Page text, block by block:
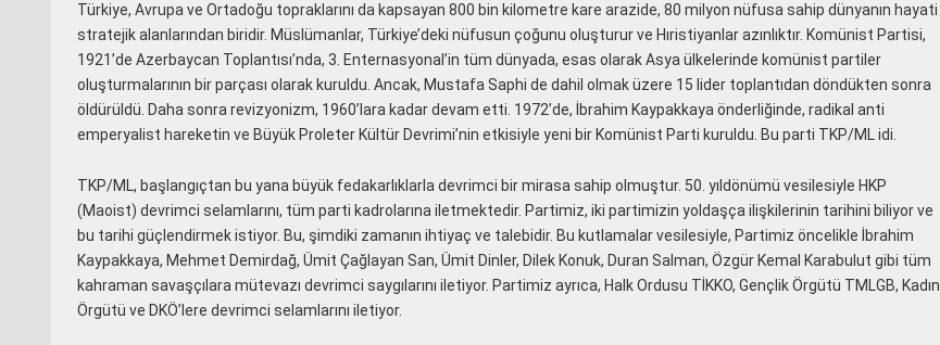
Türkiye, Avrupa ve Ortadoğu topraklarını da kapsayan 800 bin kilometre kare arazide, 80 milyon nüfusa sahip dünyanın hayati
stratejik alanlarından biridir. Müslümanlar, Türkiye’deki nüfusun çoğunu oluşturur ve Hıristiyanlar azınlıktır. Komünist Partisi,
1921’de Azerbaycan Toplantısı’nda, 3. Enternasyonal’in tüm dünyada, esas olarak Asya ülkelerinde komünist partiler
oluşturmalarının bir parçası olarak kuruldu. Ancak, Mustafa Saphi de dahil olmak üzere 15 lider toplantıdan döndükten sonra
öldürüldü. Daha sonra revizyonizm, 1960’lara kadar devam etti. 1972’de, İbrahim Kaypakkaya önderliğinde, radikal anti
emperyalist hareketin ve Büyük Proleter Kültür Devrimi’nin etkisiyle yeni bir Komünist Parti kuruldu. Bu parti TKP/ML idi.
TKP/ML, başlangıçtan bu yana büyük fedakarlıklarla devrimci bir mirasa sahip olmuştur. 50. yıldönümü vesilesiyle HKP
(Maoist) devrimci selamlarını, tüm parti kadrolarına iletmektedir. Partimiz, iki partimizin yoldaşça ilişkilerinin tarihini biliyor ve
bu tarihi güçlendirmek istiyor. Bu, şimdiki zamanın ihtiyaç ve talebidir. Bu kutlamalar vesilesiyle, Partimiz öncelikle İbrahim
Kaypakkaya, Mehmet Demirdağ, Ümit Çağlayan San, Ümit Dinler, Dilek Konuk, Duran Salman, Özgür Kemal Karabulut gibi tüm
kahraman savaşçılara mütevazı devrimci saygılarını iletiyor. Partimiz ayrıca, Halk Ordusu TİKKO, Gençlik Örgütü TMLGB, Kadın
Örgütü ve DKÖ’lere devrimci selamlarını iletiyor.